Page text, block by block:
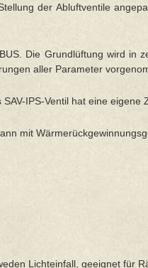
der Abluftventile
Die Grundlüftung wird
aller Parameter
IPS-Ventil hat eine eigene
mit
Lichteinfall, geeignet für